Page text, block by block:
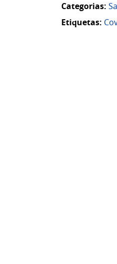
Categorias:
Etiquetas: